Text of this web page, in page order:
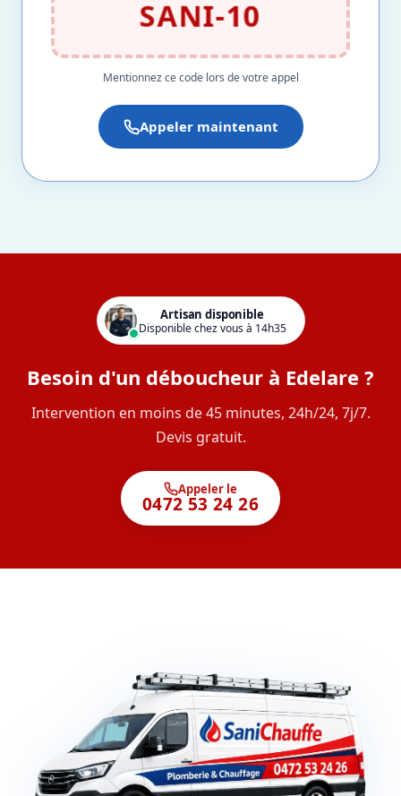
SANI-10
Mentionnez ce code lors de votre appel
Appeler maintenant
Artisan disponible
Disponible chez vous à 14h35
Besoin d'un déboucheur à Edelare ?
Intervention en moins de 45 minutes, 24h/24, 7j/7.
Devis gratuit.
Appeler le
0472 53 24 26